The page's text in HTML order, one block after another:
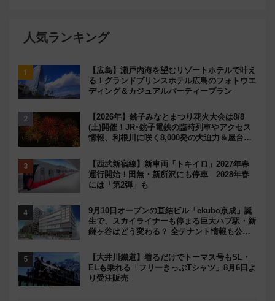
人気ランキング
【広島】瀬戸内海を望むリゾートホテルで叶え
る！グランドプリンスホテル広島のフォトウエ
ディング＆カジュアルパーティープラン
【2026年】銚子みなとまつり花火大会は8/8
(土)開催！JR･銚子電鉄の臨時列車やアクセス
情報、利根川に咲く8,000発の大迫力＆屋台を
【西武新宿線】新車両「トキイロ」2027年春
運行開始！田無・新所沢にも停車 2028年春
には「第2弾」も
9月10日オープンの直結ビル「ekubo京成」誕
生で、スカイライナーも停まる巨大ハブ駅・新
鎌ヶ谷はどう変わる？ 全テナント情報も公
【大井川鐵道】着るだけでトーマス号もSL・
ELも乗れる「フリーきっぷTシャツ」8月6日よ
り受注販売